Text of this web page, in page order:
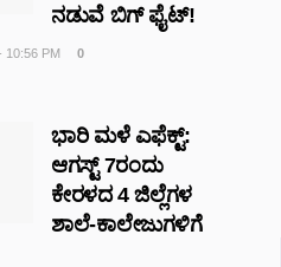
ನಡುವೆ ಬಿಗ್ ಫೈಟ್!
10:56 PM 0
ಭಾರಿ ಮಳೆ ಎಫೆಕ್ಟ್:
ಆಗಸ್ಟ್ 7ರಂದು
ಕೇರಳದ 4 ಜಿಲ್ಲೆಗಳ
ಶಾಲೆ-ಕಾಲೇಜುಗಳಿಗೆ